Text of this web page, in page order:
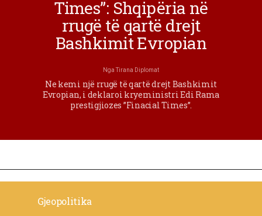
Times”: Shqipëria në
rrugë të qartë drejt
Bashkimit Evropian
NgaTirana Diplomat
Ne kemi një rrugë të qartë drejt Bashkimit
Evropian, i deklaroi kryeministri Edi Rama
prestigjiozes ”Finacial Times”.
Gjeopolitika